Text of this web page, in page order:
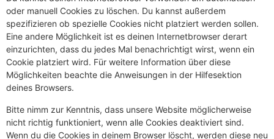
oder manuell Cookies zu löschen. Du kannst außerdem
spezifizieren ob spezielle Cookies nicht platziert werden sollen.
Eine andere Möglichkeit ist es deinen Internetbrowser derart
einzurichten, dass du jedes Mal benachrichtigt wirst, wenn ein
Cookie platziert wird. Für weitere Information über diese
Möglichkeiten beachte die Anweisungen in der Hilfesektion
deines Browsers.
Bitte nimm zur Kenntnis, dass unsere Website möglicherweise
nicht richtig funktioniert, wenn alle Cookies deaktiviert sind.
Wenn du die Cookies in deinem Browser löscht, werden diese neu